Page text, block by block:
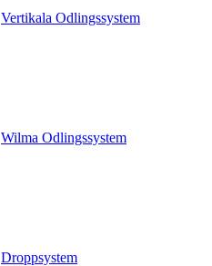
Vertikala Odlingssystem
Wilma Odlingssystem
Droppsystem